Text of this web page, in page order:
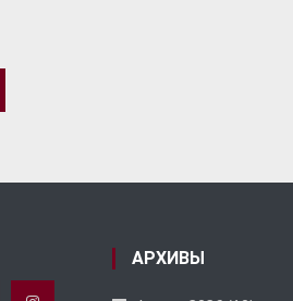
АРХИВЫ